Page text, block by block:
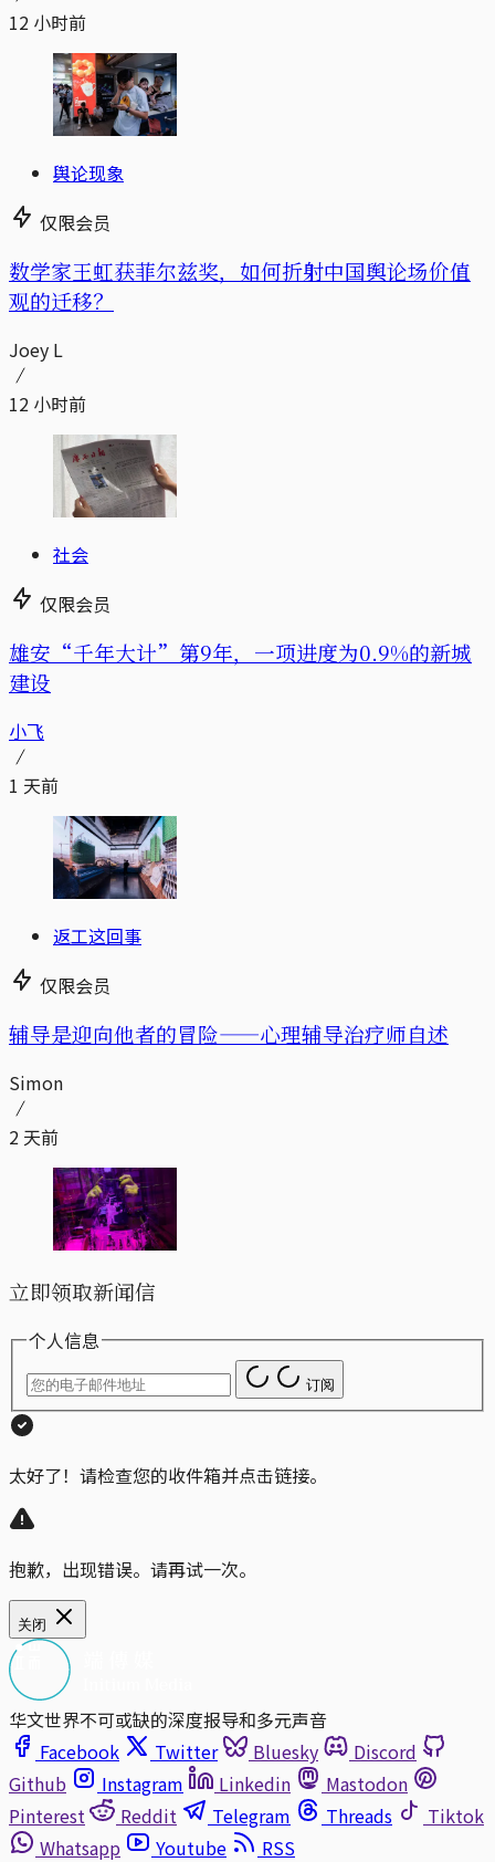
12 小时前
舆论现象
仅限会员
数学家王虹获菲尔兹奖，如何折射中国舆论场价值
观的迁移？
Joey L
12 小时前
社会
仅限会员
雄安“千年大计”第9年，一项进度为0.9%的新城
建设
小飞
1 天前
返工这回事
仅限会员
辅导是迎向他者的冒险——心理辅导治疗师自述
Simon
2 天前
立即领取新闻信
个人信息
订阅
太好了！请检查您的收件箱并点击链接。
抱歉，出现错误。请再试一次。
关闭
华文世界不可或缺的深度报导和多元声音
Facebook
Twitter Bluesky
Discord
Github
Instagram Linkedin
Mastodon
Pinterest
Reddit Telegram Threads
Tiktok
Whatsapp
Youtube
RSS